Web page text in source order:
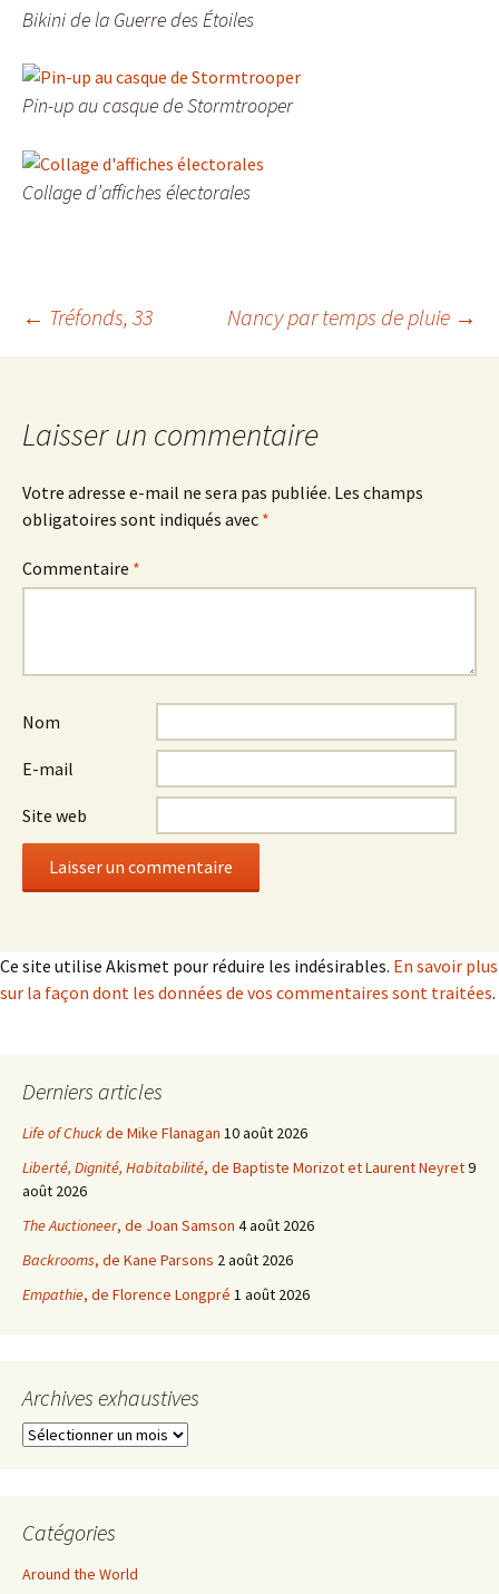
Bikini de la Guerre des Étoiles
Pin-up au casque de Stormtrooper
Collage d’affiches électorales
Navigation
articles
← Tréfonds, 33 Nancy par temps de pluie →
Laisser un commentaire
Votre adresse e-mail ne sera pas publiée. Les champs
obligatoires sont indiqués avec *
Commentaire *
Nom
E-mail
Site web
Ce site utilise Akismet pour réduire les indésirables. En savoir plus
sur la façon dont les données de vos commentaires sont traitées.
Derniers articles
Life of Chuckde Mike Flanagan 10 août 2026
Liberté, Dignité, Habitabilité, de Baptiste Morizot et Laurent Neyret9
août 2026
The Auctioneer, de Joan Samson 4 août 2026
Backrooms, de Kane Parsons 2 août 2026
Empathie, de Florence Longpré 1 août 2026
Archives exhaustives
Archives
Catégories
Around the World